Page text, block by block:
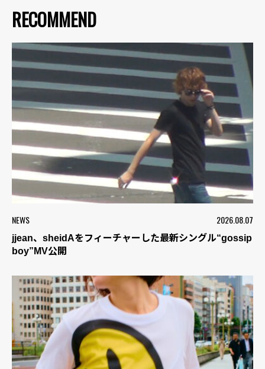
RECOMMEND
NEWS 2026.08.07
jjean、sheidAをフィーチャーした最新シングル“gossip
boy”MV公開